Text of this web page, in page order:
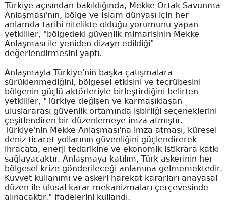
Türkiye açısından bakıldığında, Mekke Ortak Savunma
Anlaşması'nın, bölge ve İslam dünyası için her
anlamda tarihi nitelikte olduğu yorumunu yapan
yetkililer, "bölgedeki güvenlik mimarisinin Mekke
Anlaşması ile yeniden dizayn edildiği"
değerlendirmesini yaptı.
Anlaşmayla Türkiye'nin başka çatışmalara
sürüklenmediğini, bölgesel etkisini ve tecrübesini
bölgenin güçlü aktörleriyle birleştirdiğini belirten
yetkililer, "Türkiye değişen ve karmaşıklaşan
uluslararası güvenlik ortamında işbirliği seçeneklerini
çeşitlendiren bir düzenlemeye imza atmıştır.
Türkiye'nin Mekke Anlaşması'na imza atması, küresel
deniz ticaret yollarının güvenliğini güçlendirerek
ihracata, enerji tedarikine ve ekonomik istikrara katkı
sağlayacaktır. Anlaşmaya katılım, Türk askerinin her
bölgesel krize gönderileceği anlamına gelmemektedir.
Kuvvet kullanımı ve askeri harekat kararları anayasal
düzen ile ulusal karar mekanizmaları çerçevesinde
alınacaktır." ifadelerini kullandı.